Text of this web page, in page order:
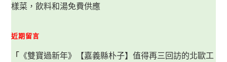
樣菜，飲料和湯免費供應
近期留言
「 《雙寶過新年》【嘉義縣朴子】值得再三回訪的北歐工